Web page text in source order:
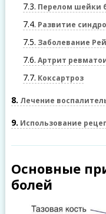
7.3 Перелом шейки
7.4 Развитие
7.5 Заболевание
7.6 Артрит
7.7 Коксартроз
8 Лечение
9 Использование
Основные
болей